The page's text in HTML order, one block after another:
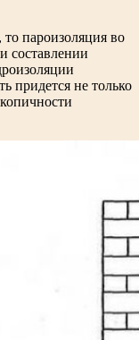
, то пароизоляция во
составлении
придется не только